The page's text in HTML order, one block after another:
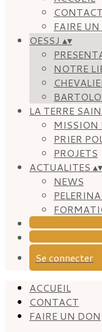
CONTACT
FAIRE
OESSJ ▴▾
NOTRE
LA TERRE
MISSION
PRIER
PROJETS
ACTUALITES ▴▾
NEWS
Se connecter
ACCUEIL
CONTACT
FAIRE UN DON